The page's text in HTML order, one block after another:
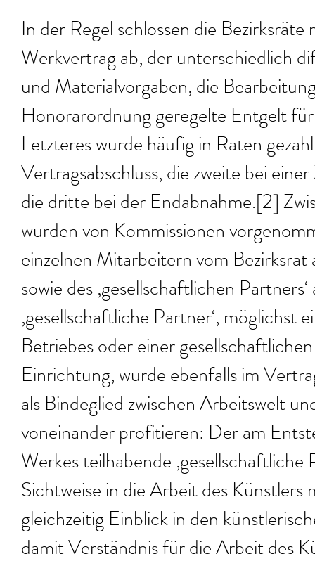
In der Regel schlossen die
Werkvertrag ab, der unterschiedlich
und Materialvorgaben, die
Honorarordnung geregelte Entgelt
Letzteres wurde häufig in Raten
Vertragsabschluss, die zweite bei
die dritte bei der Endabnahme.[2]
wurden von Kommissionen
einzelnen Mitarbeitern vom
sowie des ‚gesellschaftlichen
‚gesellschaftliche Partner‘, möglichst
Betriebes oder einer
Einrichtung, wurde ebenfalls im
als Bindeglied zwischen Arbeitswelt
voneinander profitieren: Der am
Werkes teilhabende ‚gesellschaftliche
Sichtweise in die Arbeit des Künstlers
gleichzeitig Einblick in den
damit Verständnis für die Arbeit des